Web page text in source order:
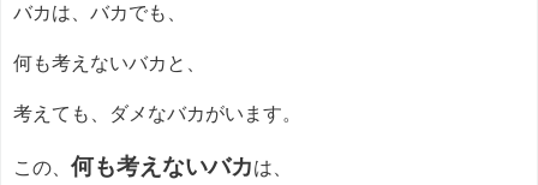
バカは、バカでも、
何も考えないバカと、
考えても、ダメなバカがいます。
この、 何も考えないバカは、